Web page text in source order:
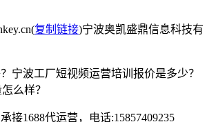
复制链接)宁波奥凯盛鼎信息科技有
宁波工厂短视频运营培训报价是多少？
么样？
接1688代运营，电话:15857409235